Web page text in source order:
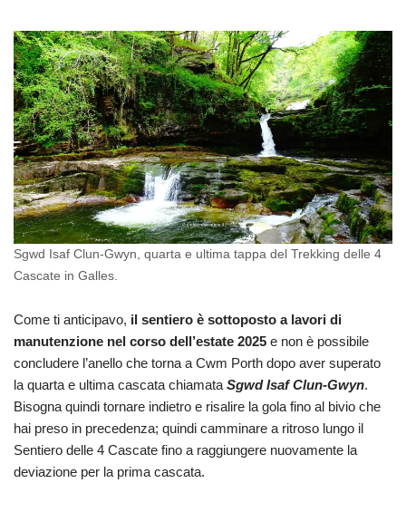
Sgwd Isaf Clun-Gwyn, quarta e ultima tappa del Trekking delle 4
Cascate in Galles.
Come ti anticipavo, il sentiero è sottoposto a lavori di
manutenzione nel corso dell’estate 2025 e non è possibile
concludere l’anello che torna a Cwm Porth dopo aver superato
la quarta e ultima cascata chiamata Sgwd Isaf Clun-Gwyn.
Bisogna quindi tornare indietro e risalire la gola fino al bivio che
hai preso in precedenza; quindi camminare a ritroso lungo il
Sentiero delle 4 Cascate fino a raggiungere nuovamente la
deviazione per la prima cascata.